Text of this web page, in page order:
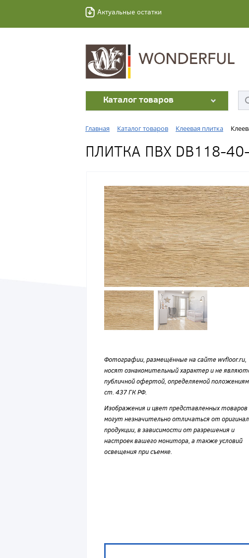
Актуальные остатки
Каталог товаров
Главная Каталог товаров Клеевая плитка
ПЛИТКА ПВХ DB118-
Фотографии, размещённые на сайте wvfloor.ru,
носят ознакомительный характер и не
публичной офертой, определяемой
ст. 437 ГК РФ.
Изображения и цвет представленных товаров
могут незначительно отличаться от
продукции, в зависимости от разрешения и
настроек вашего монитора, а также условий
освещения при съемке.